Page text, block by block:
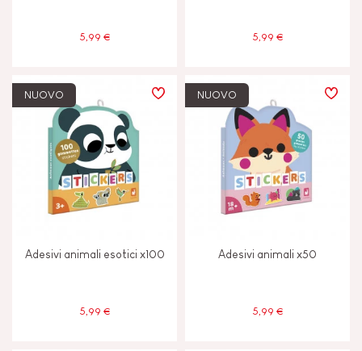
5,99 € 5,99 €
NUOVO
Adesivi animali esotici x100
5,99 €
NUOVO
Adesivi animali x50
5,99 €